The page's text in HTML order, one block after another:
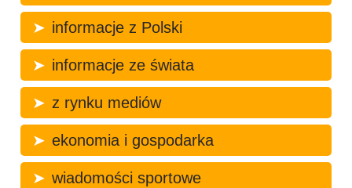
informacje z Polski
informacje ze świata
z rynku mediów
ekonomia i gospodarka
wiadomości sportowe